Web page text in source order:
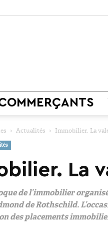
Actualités Immobilier. La
La
de l’immobilier
de Rothschild.
des placements